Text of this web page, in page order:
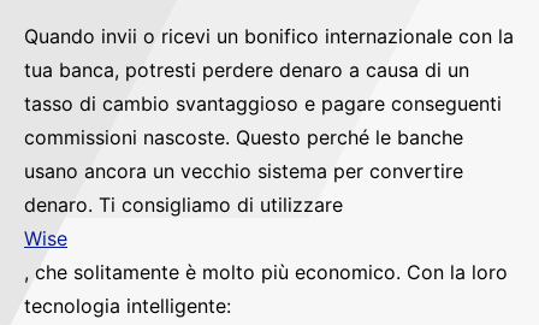
Quando invii o ricevi un bonifico internazionale con la
tua banca, potresti perdere denaro a causa di un
tasso di cambio svantaggioso e pagare conseguenti
commissioni nascoste. Questo perché le banche
usano ancora un vecchio sistema per convertire
denaro. Ti consigliamo di utilizzare
Wise
, che solitamente è molto più economico. Con la loro
tecnologia intelligente: